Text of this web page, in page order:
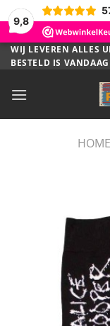
9,8
Ga
naar
WIJ LEVEREN ALLES
BESTELD IS
HOME